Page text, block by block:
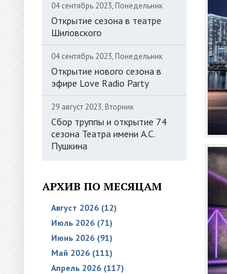
04 сентябрь 2023, Понедельник
Открытие сезона в театре
Шиловского
04 сентябрь 2023, Понедельник
Открытие нового сезона в
эфире Love Radio Party
29 август 2023, Вторник
Сбор труппы и открытие 74
сезона Театра имени А.С.
Пушкина
АРХИВ ПО МЕСЯЦАМ
Август 2026 (12)
Июль 2026 (71)
Июнь 2026 (91)
Май 2026 (111)
Апрель 2026 (117)